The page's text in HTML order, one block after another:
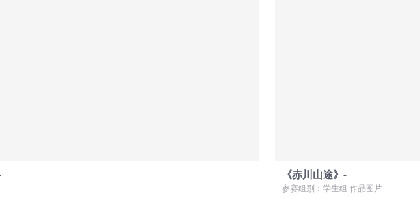
《赤川山途》-
参赛组别：学生组 作品图片